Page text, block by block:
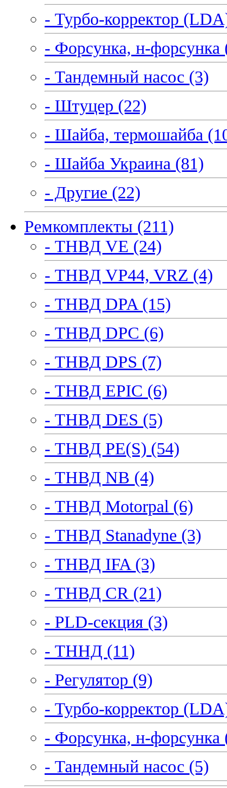
- Турбо-корректор
- Форсунка, н-форсунка
- Тандемный насос (3)
- Штуцер (22)
- Шайба, термошайба
- Шайба Украина (81)
- Другие (22)
Ремкомплекты (211)
- ТНВД VE (24)
- ТНВД VP44, VRZ (4)
- ТНВД DPA (15)
- ТНВД DPC (6)
- ТНВД DPS (7)
- ТНВД EPIC (6)
- ТНВД DES (5)
- ТНВД PE(S) (54)
- ТНВД NB (4)
- ТНВД Motorpal (6)
- ТНВД Stanadyne (3)
- ТНВД IFA (3)
- ТНВД CR (21)
- PLD-секция (3)
- ТННД (11)
- Регулятор (9)
- Турбо-корректор
- Форсунка, н-форсунка
- Тандемный насос (5)